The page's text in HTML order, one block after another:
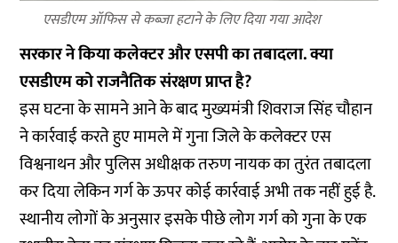
एसडीएम ऑफिस से कब्जा हटाने के लिए दिया गया आदेश
सरकार ने किया कलेक्टर और एसपी का तबादला. क्या
एसडीएम को राजनैतिक संरक्षण प्राप्त है?
इस घटना के सामने आने के बाद मुख्यमंत्री शिवराज सिंह चौहान
ने कार्रवाई करते हुए मामले में गुना जिले के कलेक्टर एस
विश्वनाथन और पुलिस अधीक्षक तरुण नायक का तुरंत तबादला
कर दिया लेकिन गर्ग के ऊपर कोई कार्रवाई अभी तक नहीं हुई है.
स्थानीय लोगों के अनुसार इसके पीछे लोग गर्ग को गुना के एक